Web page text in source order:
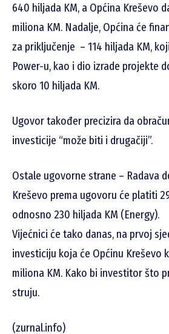
640 hiljada KM, a Općina Kreševo
miliona KM. Nadalje, Općina će
za priključenje – 114 hiljada KM,
Power-u, kao i dio izrade projekte
skoro 10 hiljada KM.
Ugovor također precizira da
investicije “može biti i drugačiji”.
Ostale ugovorne strane – Radava
Kreševo prema ugovoru će platiti
odnosno 230 hiljada KM (Energy).
Vijećnici će tako danas, na prvoj
investiciju koja će Općinu Kreševo
miliona KM. Kako bi investitor što
struju.
(zurnal.info)